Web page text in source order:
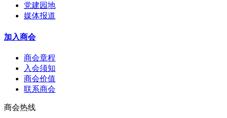
党建园地
媒体报道
加入商会
商会章程
入会须知
商会价值
联系商会
商会热线